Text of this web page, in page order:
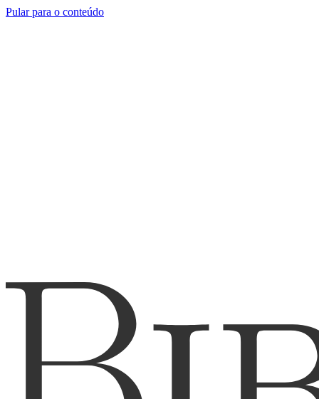
Pular para o conteúdo